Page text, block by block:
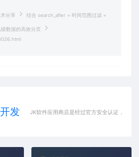
分享 结合 search_after + 时间范围过滤 +
数据的高效分页
发 JK软件应用商店是经过官方安全认证，保障